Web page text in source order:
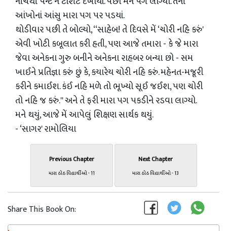
આંખોનાં આંસુ મારા પગ પર પડયાં.
થોડીવાર પછી તે બોલ્‍યો, ‘‘સાહેબ! તે દિવસે મેં ‘ચોરી નહિ કરું'
એવી ખોટી કબૂલાત કરી હતી, પણ આજે તમારા - કે જે મારા
જેવા અનેકના ગુરુ બનીને અનેકના રાહબર બન્‍યા છો - સમ
ખાઈને પ્રતિજ્ઞા કરું છું કે, કયારેય ચોરી નહિ કરું. મહેનત-મજૂરી
કરીને કમાઈશ. કંઈ નહિ મળે તો ભૂખ્‍યો સૂઈ જઈશ, પણ ચોરી
તો નહિ જ કરું.'' અને તે ફરી મારા પગ પકડીને રડવા લાગ્‍યો.
મને થયું, આજે મેં આપેલું શિક્ષણ સાર્થક થયું.
- ‘સાગર' રામોલિયા
Previous Chapter
મારા ઠોઠ વિદ્યાર્થીઓ - 11
Next Chapter
મારા ઠોઠ વિદ્યાર્થીઓ - 13
Share This Book On: